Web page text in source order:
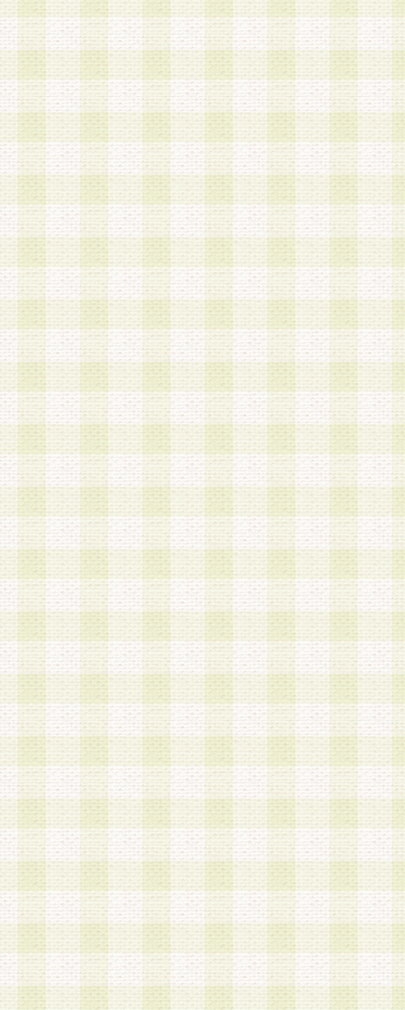
a.既に登録されている会員と同一のメールアドレ
録する場合
b.本サービスと同様のサービスを提供している企
業に従事していると思われる本人またはその家族
場合
c.その他当社が不適切と判断する場合
2.当社は、会員登録希望者を会員として承認する
した 場合、会員登録希望者による会員登録手続
による承認後の場合であっても、会員登録の取り
の抹消を、当社が適切と判 断する方法・手段に
とができるものとします。
3.会員登録希望者が18歳未満、成年被後見人、被
人 である場合は、親権者などの法定代理人の同
録を行うものとします。なお、義務教育学齢に該
者については、登録時に 当社が別途定める方法
権者による承認手続きを行うものとします。
第3条 会員の登録方法
1.会員登録手続きは、会員登録希望者本人が行う
る登録は一切認められないものとします。
2.会員登録希望者は、本規約に同意の後、当社指
画 面」において、当社が指定する必要事項を入
を行うものとします。当社は、会員登録を承認し
会員として本サービスを 受けるためのログイン
を付与します。
3.会員は、会員登録の際に申告する登録情報の全
いかなる虚偽の申告をも行ってはならないものと
4.会員は、複数のログインＩＤおよびパスワード
いものとします。
第4条 ログインIDおよびパスワードの管理
1.会員は、会員登録後、本サイト内にて本サービ
加する際には、前条に基づき当社から付与された
スワードを使用するものとします。
2.登録の際に当社が付与したログインIDおよびパ
の使用に関しては、全て会員本人がその責任を負
3.会員は、当社から付与されたログインIDおよび
貸与、名義変更、売買その他形態を問わず第三者
ならないものとします。